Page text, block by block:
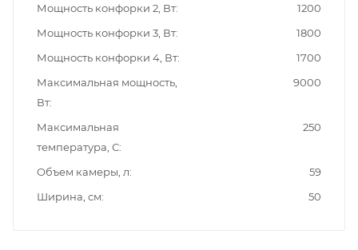
Мощность конфорки 2, Вт
1200
Мощность конфорки 3, Вт
1800
Мощность конфорки 4, Вт
1700
Максимальная мощность,
Вт
9000
Максимальная
температура, С
250
Объем камеры, л
59
Ширина, см
50